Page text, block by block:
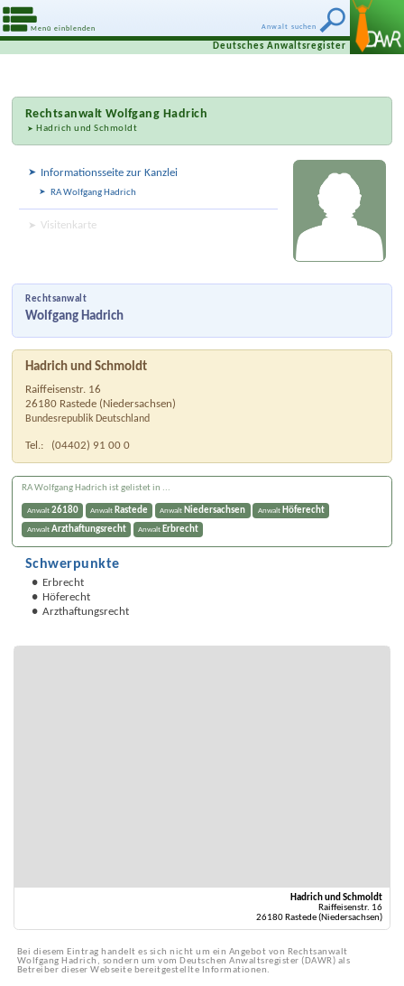
Anwalt suchen
Menü einblenden
Deutsches Anwaltsregister
RechtsanwaltWolfgang Hadrich
Hadrich und Schmoldt
Informationsseite zur Kanzlei
RA Wolfgang Hadrich
Visitenkarte
Rechtsanwalt
Wolfgang Hadrich
Hadrich und Schmoldt
Raiffeisenstr. 16
26180 Rastede ( Niedersachsen)
Bundesrepublik Deutschland
Tel.: (04402) 91 00 0
RA Wolfgang Hadrich ist gelistet in ...
Anwalt 26180 Anwalt Rastede Anwalt Niedersachsen Anwalt Höferecht
Anwalt Arzthaftungsrecht Anwalt Erbrecht
Schwerpunkte
Erbrecht
Höferecht
Arzthaftungsrecht
Hadrich und Schmoldt
Raiffeisenstr. 16
26180 Rastede (Niedersachsen)
Bei diesem Eintrag handelt es sich nicht um ein Angebot von Rechtsanwalt
Wolfgang Hadrich, sondern um vom Deutschen Anwaltsregister (DAWR) als
Betreiber dieser Webseite bereitgestellte Informationen.